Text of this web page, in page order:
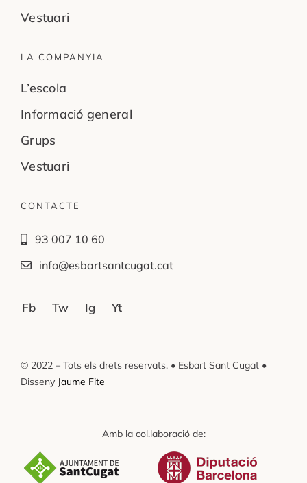
Vestuari
LA COMPANYIA
L’escola
Informació general
Grups
Vestuari
CONTACTE
93 007 10 60
info@esbartsantcugat.cat
Fb Tw Ig Yt
© 2022 – Tots els drets reservats. • Esbart Sant Cugat •
Disseny Jaume Fite
Amb la col.laboració de: